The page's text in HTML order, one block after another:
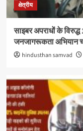
क्षेत्रीय
साइबर अपराधों के
जनजागरूकता अभियान
hindusthan samvad